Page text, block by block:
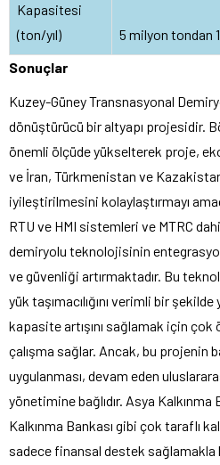
Kapasitesi
(ton/yıl)
5 milyon tondan
Sonuçlar
Kuzey-Güney Transnasyonal
dönüştürücü bir altyapı projesidir.
önemli ölçüde yükselterek proje,
ve İran, Türkmenistan ve
iyileştirilmesini kolaylaştırmayı
RTU ve HMI sistemleri ve MTRC
demiryolu teknolojisinin
ve güvenliği artırmaktadır. Bu
yük taşımacılığını verimli bir
kapasite artışını sağlamak için
çalışma sağlar. Ancak, bu projenin
uygulanması, devam eden
yönetimine bağlıdır. Asya Kalkınma
Kalkınma Bankası gibi çok taraflı
sadece finansal destek sağlamakla